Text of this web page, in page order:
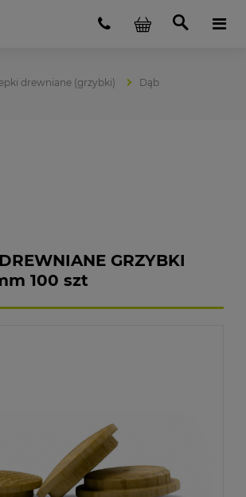
drewniane (grzybki) Dąb
GRZYBKI
100 szt